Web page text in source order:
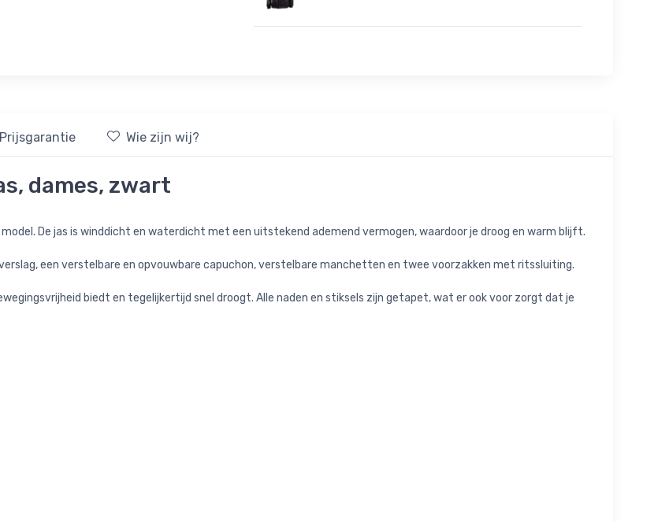
Prijsgarantie Wie zijn wij?
dames, zwart
De jas is winddicht en waterdicht met een uitstekend ademend vermogen, waardoor je droog en warm blijft.
een verstelbare en opvouwbare capuchon, verstelbare manchetten en twee voorzakken met ritssluiting.
biedt en tegelijkertijd snel droogt. Alle naden en stiksels zijn getapet, wat er ook voor zorgt dat je